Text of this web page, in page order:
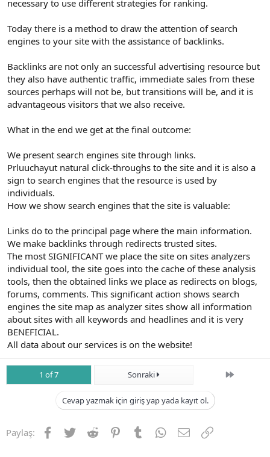
necessary to use different strategies for ranking.
Today there is a method to draw the attention of search
engines to your site with the assistance of backlinks.
Backlinks are not only an successful advertising resource but
they also have authentic traffic, immediate sales from these
sources perhaps will not be, but transitions will be, and it is
advantageous visitors that we also receive.
What in the end we get at the final outcome:
We present search engines site through links.
Prluuchayut natural click-throughs to the site and it is also a
sign to search engines that the resource is used by
individuals.
How we show search engines that the site is valuable:
Links do to the principal page where the main information.
We make backlinks through redirects trusted sites.
The most SIGNIFICANT we place the site on sites analyzers
individual tool, the site goes into the cache of these analysis
tools, then the obtained links we place as redirects on blogs,
forums, comments. This significant action shows search
engines the site map as analyzer sites show all information
about sites with all keywords and headlines and it is very
BENEFICIAL.
All data about our services is on the website!
1 of 7 Sonraki Son
Cevap yazmak için giriş yap yada kayıt ol.
Paylaş: Facebook
TwitterReddit PinterestTumblrWhatsApp
E-postaLink